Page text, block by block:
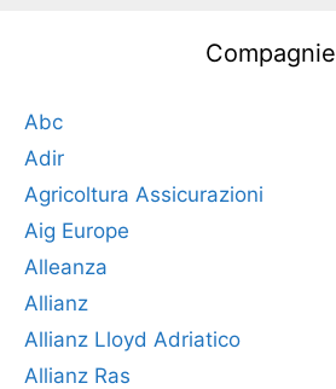
Compagnie
Abc
Adir
Agricoltura Assicurazioni
Aig Europe
Alleanza
Allianz
Allianz Lloyd Adriatico
Allianz Ras